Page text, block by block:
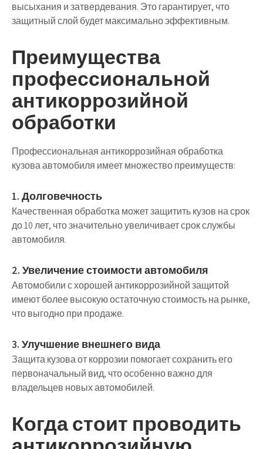
высыхания и затвердевания. Это гарантирует, что
защитный слой будет максимально эффективным.
Преимущества
профессиональной
антикоррозийной
обработки
Профессиональная антикоррозийная обработка
кузова автомобиля имеет множество преимуществ:
1. Долговечность
Качественная обработка может защитить кузов на срок
до 10 лет, что значительно увеличивает срок службы
автомобиля.
2. Увеличение стоимости автомобиля
Автомобили с хорошей антикоррозийной защитой
имеют более высокую остаточную стоимость на рынке,
что выгодно при продаже.
3. Улучшение внешнего вида
Защита кузова от коррозии помогает сохранить его
первоначальный вид, что особенно важно для
владельцев новых автомобилей.
Когда стоит проводить